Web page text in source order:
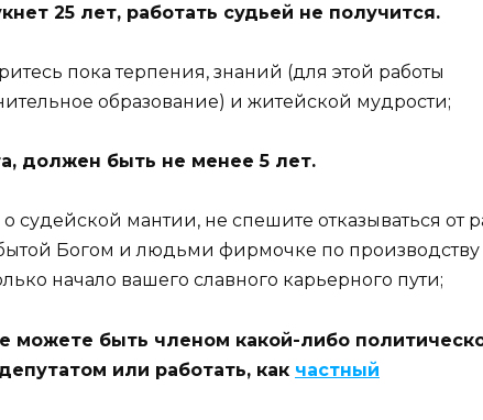
25 лет, работать судьей не получится.
пока терпения, знаний (для этой работы
образование) и житейской мудрости;
должен быть не менее 5 лет.
о судейской мантии, не спешите отказываться от
Богом и людьми фирмочке по производству
начало вашего славного карьерного пути;
можете быть членом какой-либо
или работать, как частный